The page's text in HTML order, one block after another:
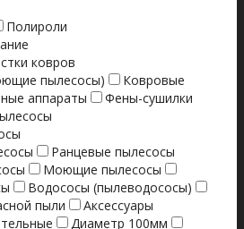
Полироли
ковров
пылесосы)
Ковровые
аппараты
Фены-сушилки
Ранцевые пылесосы
Моющие пылесосы
Водососы (пылеводососы)
пыли
Аксессуары
Диаметр 100мм